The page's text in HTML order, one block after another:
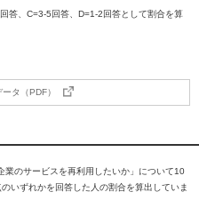
答、C=3-5回答、D=1-2回答として割合を算
タ（PDF）
業のサービスを再利用したいか」について10
いずれかを回答した人の割合を算出していま